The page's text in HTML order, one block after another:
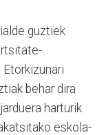
guztiek
behar dira
harturik
eskola-